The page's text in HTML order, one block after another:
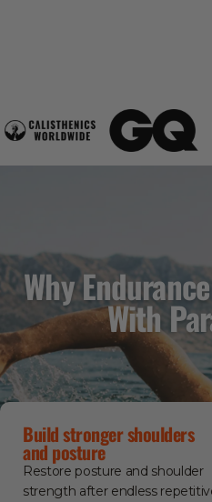
Why
With
Build stronger shoulders
and posture
Restore posture and shoulder
strength after endless